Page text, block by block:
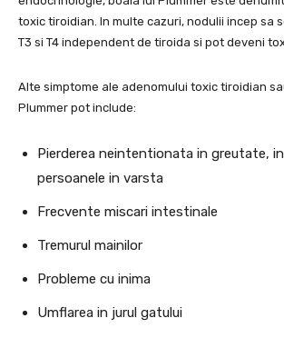
toxic tiroidian. In multe cazuri, nodulii incep sa
T3 si T4 independent de tiroida si pot deveni
Alte simptome ale adenomului toxic tiroidian
Plummer pot include:
Pierderea neintentionata in greutate,
persoanele in varsta
Frecvente miscari intestinale
Tremurul mainilor
Probleme cu inima
Umflarea in jurul gatului